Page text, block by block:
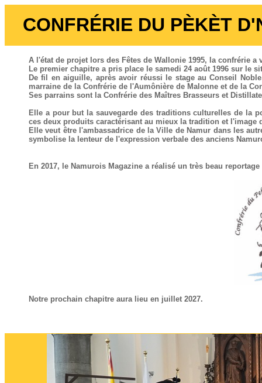
CONFRÉRIE DU PÈKÈT
A l'état de projet lors des Fêtes de Wallonie 1995, la confrérie
Le premier chapitre a pris place le samedi 24 août 1996 sur le
De fil en aiguille, après avoir réussi le stage au Conseil
marraine de la Confrérie de l'Aumônière de Malonne et de la
Ses parrains sont la Confrérie des Maîtres Brasseurs et
Elle a pour but la sauvegarde des traditions culturelles de la
ces deux produits caractérisant au mieux la tradition et l'image
Elle veut être l'ambassadrice de la Ville de Namur dans les
symbolise la lenteur de l'expression verbale des anciens
En 2017, le Namurois Magazine a réalisé un très beau
Notre prochain chapitre aura lieu en juillet 2027.